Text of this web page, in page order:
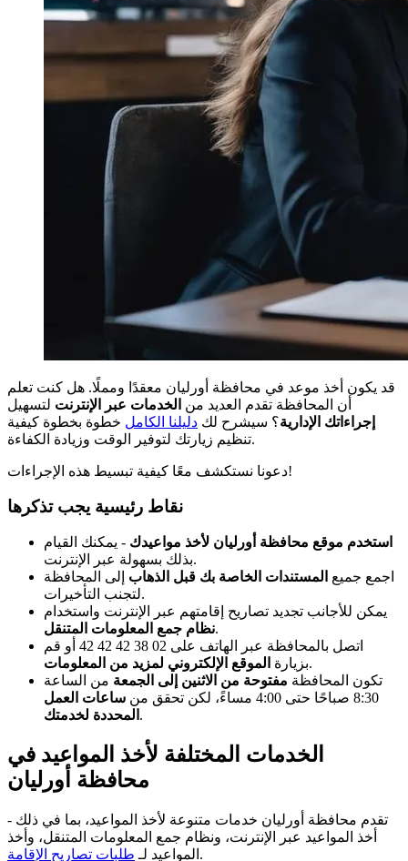
قد يكون أخذ موعد في محافظة أورليان معقدًا ومملًا. هل كنت تعلم
أن المحافظة تقدم العديد من الخدمات عبر الإنترنت لتسهيل
إجراءاتك الإدارية؟ سيشرح لك دليلنا الكامل خطوة بخطوة كيفية
تنظيم زيارتك لتوفير الوقت وزيادة الكفاءة.
دعونا نستكشف معًا كيفية تبسيط هذه الإجراءات!
نقاط رئيسية يجب تذكرها
استخدم موقع محافظة أورليان لأخذ مواعيدك - يمكنك القيام
بذلك بسهولة عبر الإنترنت.
اجمع جميع المستندات الخاصة بك قبل الذهاب إلى المحافظة
لتجنب التأخيرات.
يمكن للأجانب تجديد تصاريح إقامتهم عبر الإنترنت واستخدام
نظام جمع المعلومات المتنقل.
اتصل بالمحافظة عبر الهاتف على 02 38 42 42 42 أو قم
بزيارة الموقع الإلكتروني لمزيد من المعلومات
.
تكون المحافظة مفتوحة من الاثنين إلى الجمعة من الساعة
8:30 صباحًا حتى 4:00 مساءً، لكن تحقق من
ساعات العمل
المحددة لخدمتك .
الخدمات المختلفة لأخذ المواعيد في
محافظة أورليان
- تقدم محافظة أورليان خدمات متنوعة لأخذ المواعيد، بما في ذلك
أخذ المواعيد عبر الإنترنت، ونظام جمع المعلومات المتنقل، وأخذ
المواعيد لـ طلبات تصاريح الإقامة .